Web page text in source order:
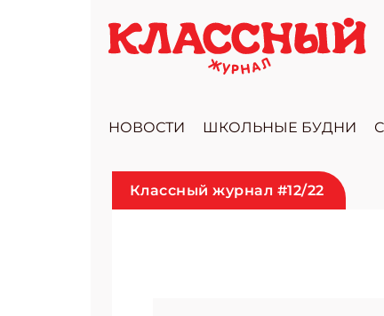
НОВОСТИ ШКОЛЬНЫЕ БУДНИ
Классный журнал #12/22